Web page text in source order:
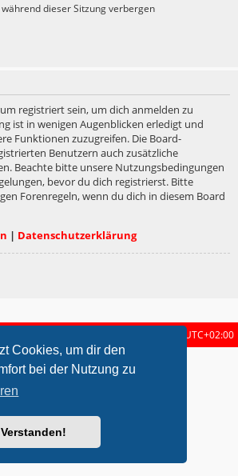
Cookies, um dir den
bei der Nutzung zu
Verstanden!
dieser Sitzung verbergen
registriert sein, um dich anmelden zu
ist in wenigen Augenblicken erledigt und
Funktionen zuzugreifen. Die Board-
Benutzern auch zusätzliche
Beachte bitte unsere Nutzungsbedingungen
bevor du dich registrierst. Bitte
Forenregeln, wenn du dich in diesem Board
| Datenschutzerklärung
UTC+02:00
Eric Seguin Updated for phpBB3.2 by
phpBB ® Forum Software © phpBB Limited
Übersetzung durch